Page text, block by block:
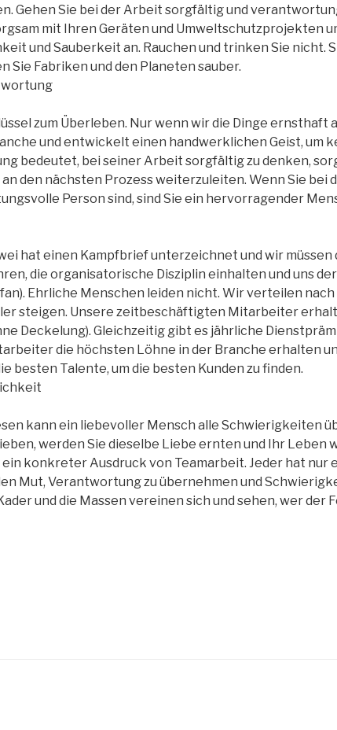
Gehen Sie bei der Arbeit sorgfältig und
mit Ihren Geräten und Umweltschutzprojekten
und Sauberkeit an. Rauchen und trinken Sie nicht.
Sie Fabriken und den Planeten sauber.
zum Überleben. Nur wenn wir die Dinge
und entwickelt einen handwerklichen Geist, um
bedeutet, bei seiner Arbeit sorgfältig zu denken,
den nächsten Prozess weiterzuleiten. Wenn Sie bei
Person sind, sind Sie ein hervorragender
hat einen Kampfbrief unterzeichnet und wir müssen
die organisatorische Disziplin einhalten und uns
Ehrliche Menschen leiden nicht. Wir verteilen
steigen. Unsere zeitbeschäftigten Mitarbeiter
Deckelung). Gleichzeitig gibt es jährliche
die höchsten Löhne in der Branche erhalten
besten Talente, um die besten Kunden zu finden.
kann ein liebevoller Mensch alle Schwierigkeiten
werden Sie dieselbe Liebe ernten und Ihr
ein konkreter Ausdruck von Teamarbeit. Jeder hat
Mut, Verantwortung zu übernehmen und
und die Massen vereinen sich und sehen, wer der